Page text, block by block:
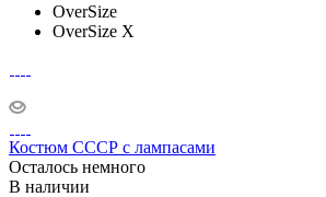
OverSize
OverSize X
Костюм СССР с лампасами
Осталось немного
В наличии